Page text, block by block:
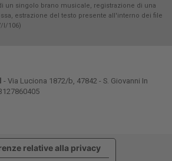
un singolo brano musicale, registrazione di una
estrazione del testo presente all'interno dei file
I/106)
- Via Luciona 1872/b, 47842 - S. Giovanni In
relative alla privacy